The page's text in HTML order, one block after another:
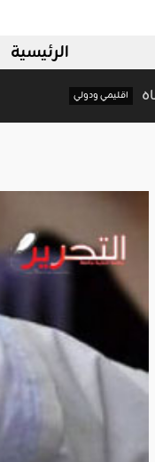
الرئيسية
الإتجاه